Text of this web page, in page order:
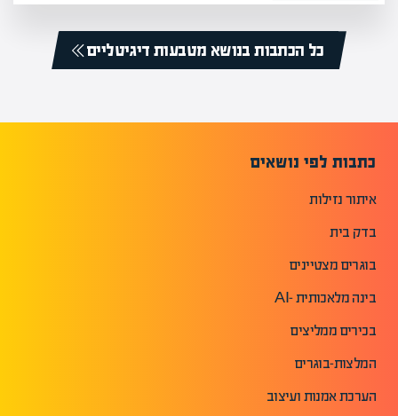
כל הכתבות בנושא מטבעות דיגיטליים
כתבות לפי נושאים
איתור נזילות
בדק בית
בוגרים מצטיינים
בינה מלאכותית -AI
בכירים ממליצים
המלצות-בוגרים
הערכת אמנות ועיצוב